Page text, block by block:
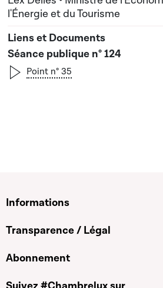
l'Énergie et du Tourisme
Séance publique n° 124
Point n° 35
Informations
Transparence / Légal
Abonnement